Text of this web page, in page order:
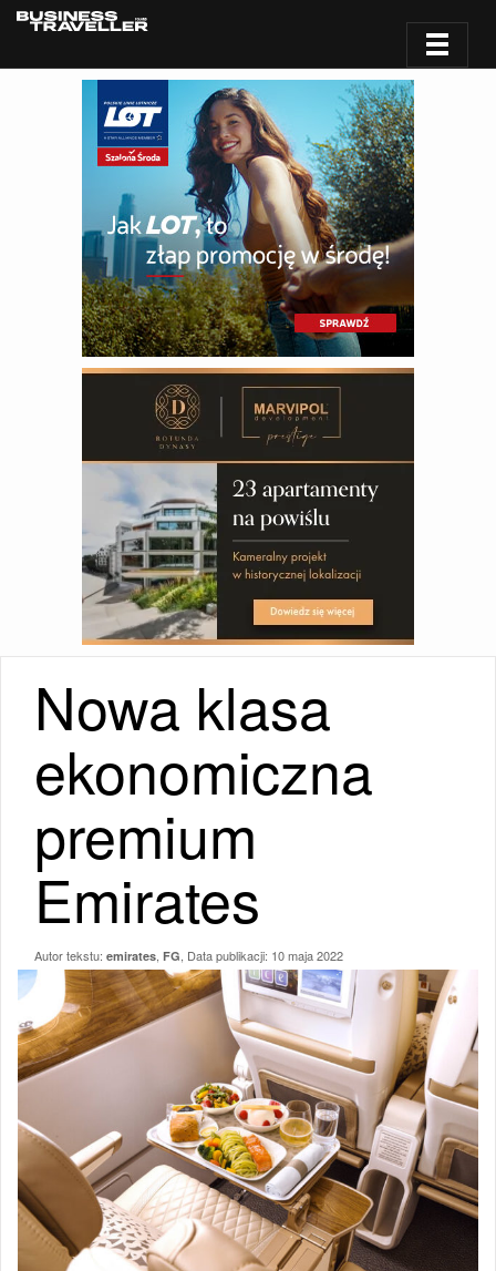
Nowa klasa
ekonomiczna
premium
Emirates
Autor tekstu: emirates FG , Data publikacji: 10 maja 2022